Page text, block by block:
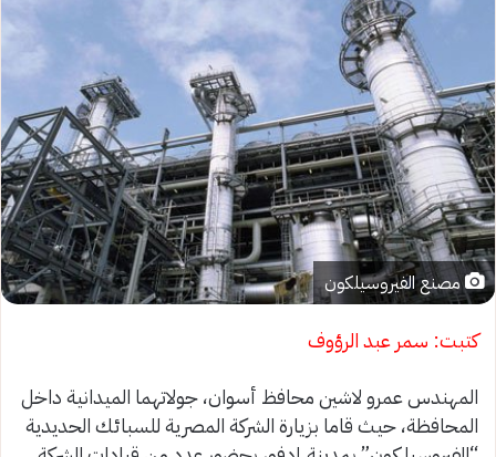
مصنع الفيروسيلكون
كتبت: سمر عبد الرؤوف
المهندس عمرو لاشين محافظ أسوان، جولاتهما الميدانية داخل
المحافظة، حيث قاما بزيارة الشركة المصرية للسبائك الحديدية